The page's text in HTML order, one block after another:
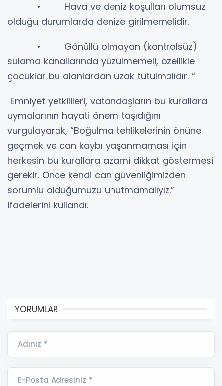
• Hava ve deniz koşulları olumsuz
olduğu durumlarda denize girilmemelidir.
• Gönüllü olmayan (kontrolsüz)
sulama kanallarında yüzülmemeli, özellikle
çocuklar bu alanlardan uzak tutulmalıdır. “
Emniyet yetkilileri, vatandaşların bu kurallara
uymalarının hayati önem taşıdığını
vurgulayarak, “Boğulma tehlikelerinin önüne
geçmek ve can kaybı yaşanmaması için
herkesin bu kurallara azami dikkat göstermesi
gerekir. Önce kendi can güvenliğimizden
sorumlu olduğumuzu unutmamalıyız.”
ifadelerini kullandı.
YORUMLAR
Adınız *
E-Posta Adresiniz *